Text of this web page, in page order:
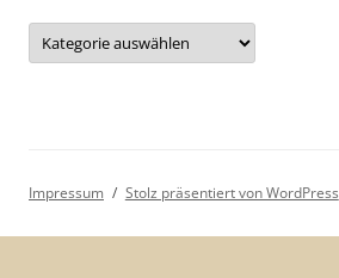
Kategorien
Impressum Stolz präsentiert von WordPress